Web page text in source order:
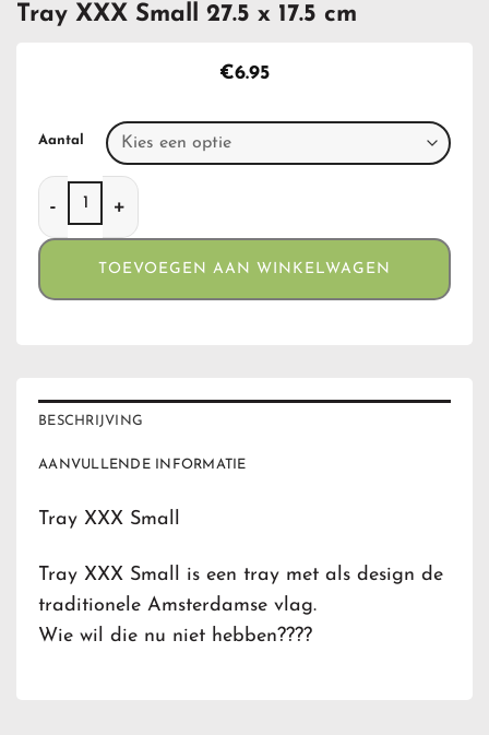
Tray XXX Small 27.5 x 17.5 cm
€6.95
Aantal
Tray XXX Small 27.5 x 17.5 cm aantal
TOEVOEGEN AAN WINKELWAGEN
BESCHRIJVING
AANVULLENDE INFORMATIE
Tray XXX Small
Tray XXX Small is een tray met als design de
traditionele Amsterdamse vlag.
Wie wil die nu niet hebben????